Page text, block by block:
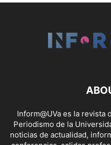
Inform@UVa es la revista
Periodismo de la
noticias de actualidad,